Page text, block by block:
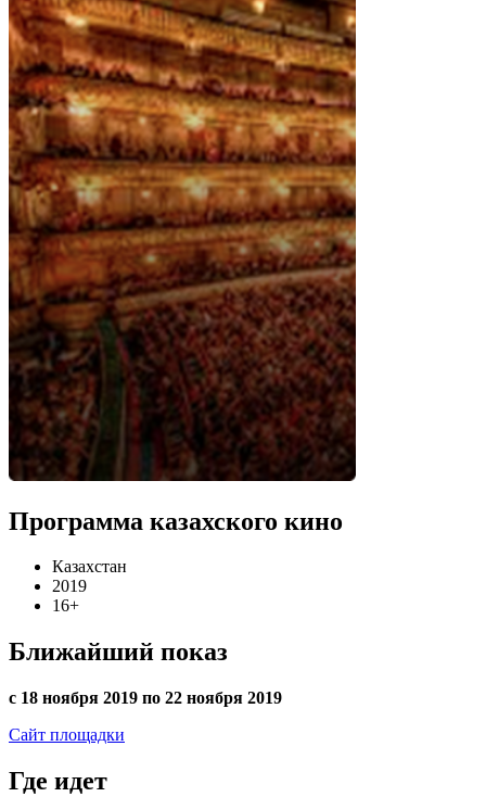
Программа казахского кино
Казахстан
2019
16+
Ближайший показ
с 18 ноября 2019 по 22 ноября 2019
Сайт площадки
Где идет